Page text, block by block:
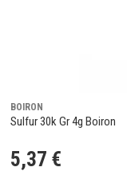
BOIRON
Sulfur 30k Gr 4g Boiron
5,37 €